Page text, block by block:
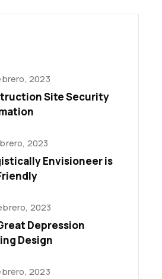
2023
Site Security
2023
Envisioneer is
2023
Depression
Design
2023